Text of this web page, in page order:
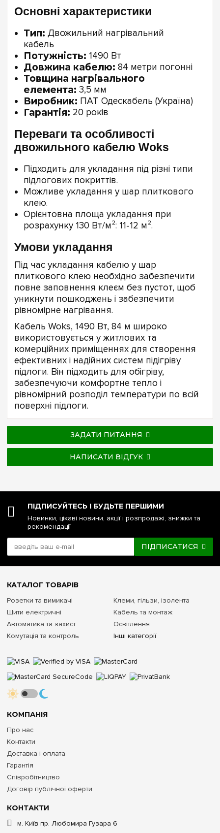
Основні характеристики
Тип: Двожильний нагрівальний
кабель
Потужність: 1490 Вт
Довжина кабелю: 84 метри погонні
Товщина нагрівального
елемента: 3,5 мм
Виробник: ПАТ Одескабель (Україна)
Гарантія: 20 років
Переваги та особливості
двожильного кабелю Woks
Підходить для укладання під різні типи
підлогових покриттів.
Можливе укладання у шар плиткового
клею.
Орієнтовна площа укладання при
розрахунку 130 Вт/м²: 11-12 м².
Умови укладання
Під час укладання кабелю у шар
плиткового клею необхідно забезпечити
повне заповнення клеєм без пустот, щоб
уникнути пошкоджень і забезпечити
рівномірне нагрівання.
Кабель Woks, 1490 Вт, 84 м широко
використовується у житлових та
комерційних приміщеннях для створення
ефективних і надійних систем підігріву
підлоги. Він підходить для обігріву,
забезпечуючи комфортне тепло і
рівномірний розподіл температури по всій
поверхні підлоги.
ЗАДАТИ ПИТАННЯ
НАПИСАТИ ВІДГУК
ПІДПИСУЙТЕСЬ І БУДЬТЕ ПЕРШИМИ
Новинки, цікаві новини, акції і розпродажі, знижки та
рекомендації
ПІДПИСАТИСЯ
КОНТАКТИ
м. Київ пр. Любомира Гузара 6
КОМПАНІЯ
Про нас
Контакти
Доставка і оплата
Гарантія
Співробітництво
Договір публічної оферти
КАТАЛОГ ТОВАРІВ
Розетки та вимикачі
Щити електричні
Автоматика та захист
Комутація та контроль
Клеми, гільзи, ізолента
Кабель та монтаж
Освітлення
Інші категорії